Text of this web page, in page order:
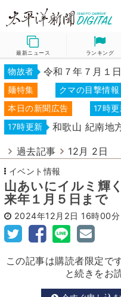
最新ニュース ランキング
物故者 令和７年７月１
麺特集 クマの目撃情報
本日の新聞広告 17時
17時更新 和歌山 紀南地
過去記事 12月 2日
イベント情報
山あいにイルミ
来年１月５日まで
2024年12月2日 16時00分
この記事は購読者限定で
と続きをお